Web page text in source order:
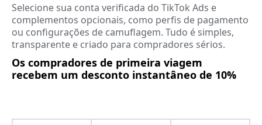
Selecione sua conta verificada do TikTok Ads e
complementos opcionais, como perfis de pagamento
ou configurações de camuflagem. Tudo é simples,
transparente e criado para compradores sérios.
Os compradores de primeira viagem
recebem um desconto instantâneo de 10%